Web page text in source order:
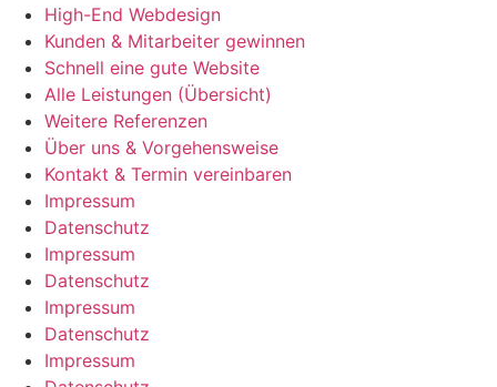
High-End Webdesign
Kunden & Mitarbeiter gewinnen
Schnell eine gute Website
Alle Leistungen (Übersicht)
Weitere Referenzen
Über uns & Vorgehensweise
Kontakt & Termin vereinbaren
Impressum
Datenschutz
Impressum
Datenschutz
Impressum
Datenschutz
Impressum